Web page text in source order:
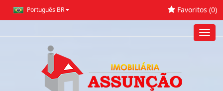
Português BR Favoritos (0)